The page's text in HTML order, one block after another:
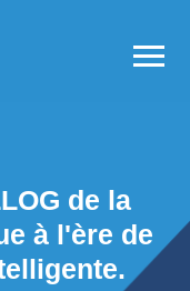
de la
à l'ère de